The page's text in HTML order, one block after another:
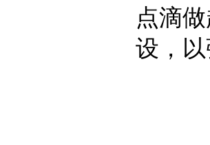
点滴
设，